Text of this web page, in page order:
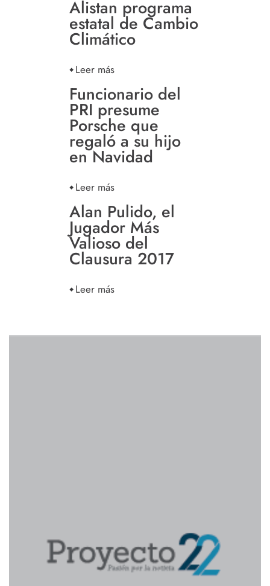
Alistan programa
estatal de Cambio
Climático
Leer más
Funcionario del
PRI presume
Porsche que
regaló a su hijo
en Navidad
Leer más
Alan Pulido, el
Jugador Más
Valioso del
Clausura 2017
Leer más